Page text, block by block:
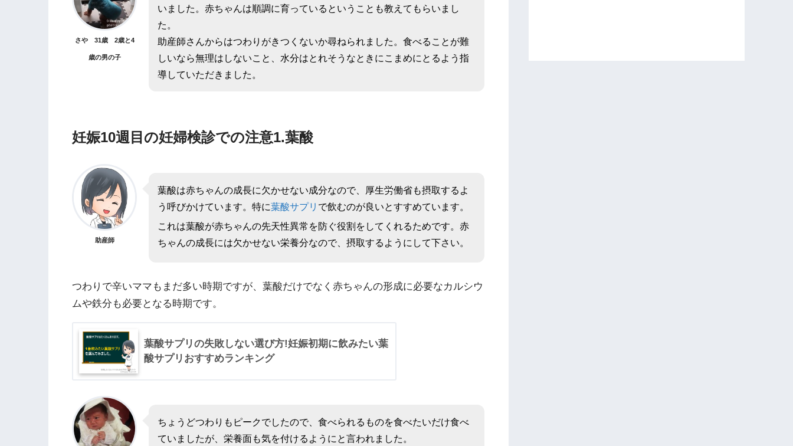
さや 31歳 2歳と4
歳の男の子
いました。赤ちゃんは順調に育っているということも教えてもらいまし
た。
助産師さんからはつわりがきつくないか尋ねられました。食べることが難
しいなら無理はしないこと、水分はとれそうなときにこまめにとるよう指
導していただきました。
妊娠10週目の妊婦検診での注意1.葉酸
助産師
葉酸は赤ちゃんの成長に欠かせない成分なので、厚生労働省も摂取するよ
う呼びかけています。特に葉酸サプリ で飲むのが良いとすすめています。
これは葉酸が赤ちゃんの先天性異常を防ぐ役割をしてくれるためです。赤
ちゃんの成長には欠かせない栄養分なので、摂取するようにして下さい。
つわりで辛いママもまだ多い時期ですが、葉酸だけでなく赤ちゃんの形成に必要なカルシウ
ムや鉄分も必要となる時期です。
葉酸サプリの失敗しない選び方!妊娠初期に飲みたい葉
酸サプリおすすめランキング
ちょうどつわりもピークでしたので、食べられるものを食べたいだけ食べ
ていましたが、栄養面も気を付けるようにと言われました。